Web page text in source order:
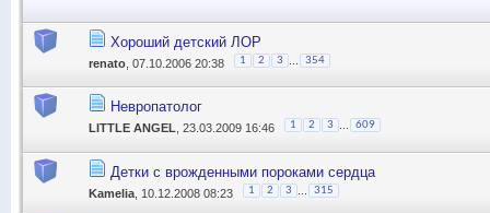
Хороший детский ЛОР
renato , 07.10.2006 20:38 1 2 3 354
Невропатолог
LITTLE ANGEL , 23.03.2009 16:46 1 2 3 609
Детки с врожденными пороками сердца
Kamelia , 10.12.2008 08:23 1 2 3 315